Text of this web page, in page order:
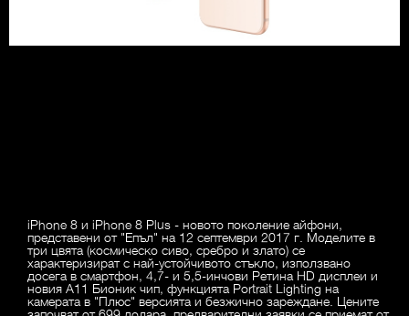
iPhone 8 и iPhone 8 Plus - новото поколение айфони,
представени от "Епъл" на 12 септември 2017 г. Моделите в
три цвята (космическо сиво, сребро и злато) се
характеризират с най-устойчивото стъкло, използвано
досега в смартфон, 4,7- и 5,5-инчови Ретина HD дисплеи и
новия A11 Бионик чип, функцията Portrait Lighting на
камерата в "Плюс" версията и безжично зареждане. Цените